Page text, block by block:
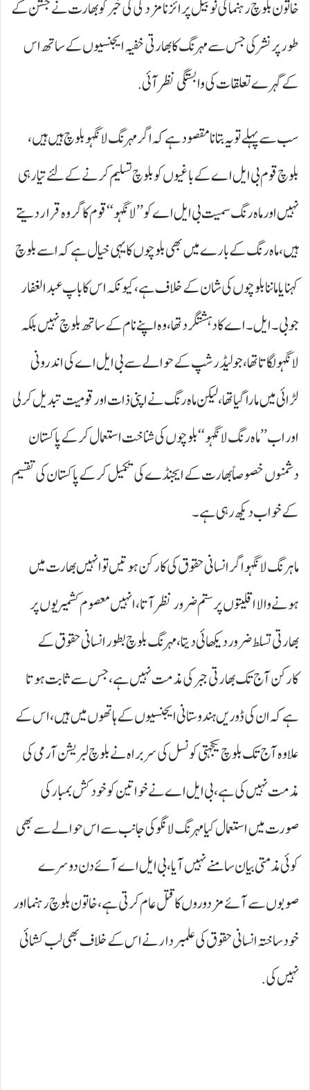
خاتون بلوچ رہنما کی نوبیل پرائز نامزدگی کی خبر کو بھارت نے جشن کے
طور پر نشر کی جس سے مہرنگ کا بھارتی خفیہ ایجنسیوں کے ساتھ اس
کے گہرے تعلقات کی وابستگی نظر آئی.
سب سے پہلے تو یہ بتانا مقصود ہے کہ اگر مہرنگ لانگہو بلوچ ہیں ہیں،
بلوچ قوم بی ایل اے کے باغیوں کو بلوچ تسلیم کرنے کے لئے تیار ہی
نہیں اور ماہ رنگ سمیت بی ایل اے کو ’’لانگہو‘‘ قوم کا گروہ قرار دیتے
ہیں، ماہ رنگ کے بارے میں بھی بلوچوں کا یہی خیال ہے کہ اسےبلوچ
کہنا یا ماننا بلوچوں کی شان کے خلاف ہے، کیونکہ اس کا باپ عبدالغفار
جو بی۔ایل۔اے کا دہشتگرد تھا، وہ اپنے نام کے ساتھ بلوچ نہیں بلکہ
لانگہو لگاتا تھا، جو لیڈرشپ کے حوالے سے بی ایل اے کی اندرونی
لڑائی میں مارا گیا تھا، لیکن ماہ رنگ نے اپنی ذات اور قومیت تبدیل کرلی
اور اب ’’ماہ رنگ لانگہو‘‘ بلوچوں کی شناخت استعمال کر کے پاکستان
دشمنوں خصوصاً بھارت کے ایجنڈے کی تکمیل کر کے پاکستان کی تقسیم
کے خواب دیکھ رہی ہے۔
ماہرنگ لانگہو اگر انسانی حقوق کی کارکن ہوتیں تو انہیں بھارت میں
ہونے والا اقلیتوں پر ستم ضرور نظر آتا، انہیں معصوم کشمیریوں پر
بھارتی تسلط ضرور دیکھائی دیتا، مہرنگ بلوچ بطور انسانی حقوق کے
کارکن آج تک بھارتی جبر کی مذمت نہیں ہے، جس سے ثابت ہوتا
ہے کہ ان کی ڈوریں ہندوستانی ایجنسیوں کے ہاتھوں میں ہیں، اس کے
علاوہ آج تک بلوچ یکجہتی کونسل کی سربراہ نے بلوچ لبریشن آرمی کی
مذمت نہیں کی ہے، بی ایل اے نے خواتین کو خود کش بمبار کی
صورت میں استعمال کیا مہرنگ لانگو کی جانب سے اس حوالے سے بھی
کوئی مذمتی بیان سامنے نہیں آیا، بی ایل اے آئے دن دوسرے
صوبوں سے آئے مزدوروں کا قتل عام کرتی ہے، خاتون بلوچ رہنما اور
خود ساختہ انسانی حقوق کی علمبردار نے اس کے خلاف بھی لب کشائی
نہیں کی.